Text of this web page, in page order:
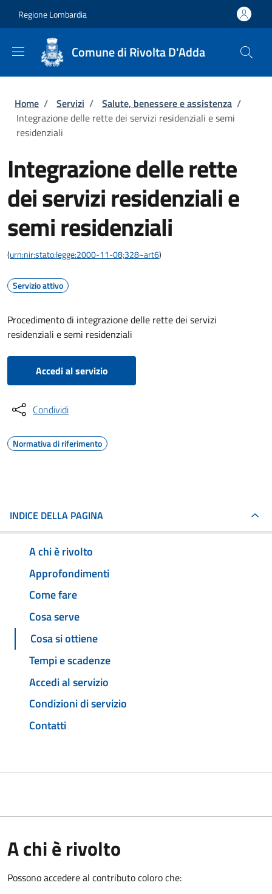
Regione Lombardia
Comune di Rivolta D'Adda
Briciole di pane
Home / Servizi / Salute, benessere e assistenza /
Integrazione delle rette dei servizi residenziali e semi
residenziali
Integrazione delle rette
dei servizi residenziali e
semi residenziali
(urn:nir:stato:legge:2000-11-08;328~art6)
Servizio attivo
Procedimento di integrazione delle rette dei servizi
residenziali e semi residenziali
Accedi al servizio
Condividi
Normativa di riferimento
INDICE DELLA PAGINA
A chi è rivolto
Approfondimenti
Come fare
Cosa serve
Cosa si ottiene
Tempi e scadenze
Accedi al servizio
Condizioni di servizio
Contatti
A chi è rivolto
Possono accedere al contributo coloro che: